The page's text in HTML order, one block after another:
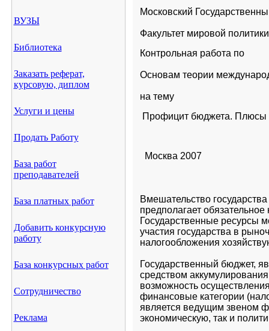
ВУЗЫ
Библиотека
Заказать реферат,
курсовую, диплом
Услуги и цены
Продать Работу
База работ
преподавателей
База платных работ
Добавить конкурсную
работу
База конкурсных работ
Сотрудничество
Реклама
Московский
Факультет мировой политики
Контрольная работа по
Основам теории
на тему
Профицит бюджета. Плюсы
Москва 2007
Вмешательство
предполагает
Государственные ресурсы
участия государства в
налогообложения
Государственный бюджет,
средством
возможность
финансовые категории
является ведущим звеном
экономическую, так и